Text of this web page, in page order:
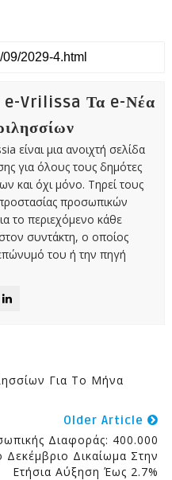
Vrilissa Τα e-Νέα
είναι μια ανοιχτή σελίδα
για όλους τους δημότες
και όχι μόνο. Τηρεί τους
προσωπικών
το περιεχόμενο κάθε
συντάκτη, ο οποίος
του ή την πηγή
Για Το Μήνα
Older Article
Διαφοράς: 400.000
Δικαίωμα Στην
Ετήσια Αύξηση Έως 2.7%